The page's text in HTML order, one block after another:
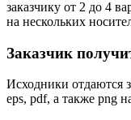
заказчику от 2 до 4
на нескольких
Заказчик
Исходники отдаются
eps, pdf, а также png